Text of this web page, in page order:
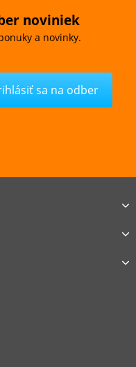
noviniek
a novinky.